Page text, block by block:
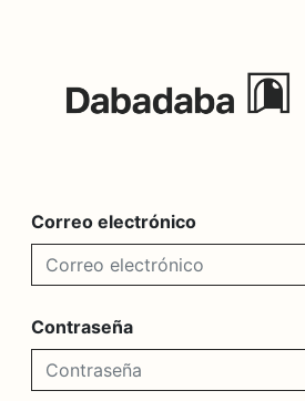
Correo electrónico
Contraseña